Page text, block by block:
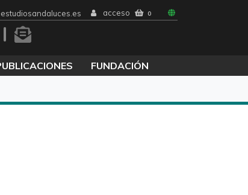
acceso 0
FUNDACIÓN